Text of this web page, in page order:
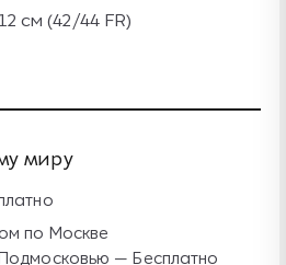
см (42/44 FR)
миру
по Москве
— Бесплатно